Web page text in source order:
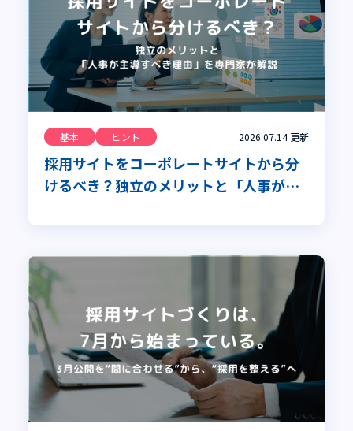
基本 ヒント 2026.07.14更新
採用サイトをコーポレートサイトから分
けるべき？独立のメリットと「人事が主